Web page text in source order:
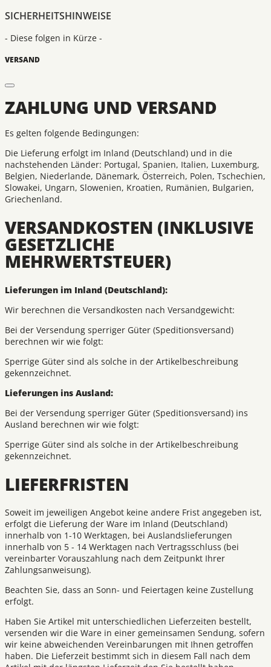
SICHERHEITSHINWEISE
- Diese folgen in Kürze -
VERSAND
ZAHLUNG UND VERSAND
Es gelten folgende Bedingungen:
Die Lieferung erfolgt im Inland (Deutschland) und in die
nachstehenden Länder: Portugal, Spanien, Italien, Luxemburg,
Belgien, Niederlande, Dänemark, Österreich, Polen, Tschechien,
Slowakei, Ungarn, Slowenien, Kroatien, Rumänien, Bulgarien,
Griechenland.
VERSANDKOSTEN (INKLUSIVE
GESETZLICHE
MEHRWERTSTEUER)
Lieferungen im Inland (Deutschland):
Wir berechnen die Versandkosten nach Versandgewicht:
Bei der Versendung sperriger Güter (Speditionsversand)
berechnen wir wie folgt:
Sperrige Güter sind als solche in der Artikelbeschreibung
gekennzeichnet.
Lieferungen ins Ausland:
Bei der Versendung sperriger Güter (Speditionsversand) ins
Ausland berechnen wir wie folgt:
Sperrige Güter sind als solche in der Artikelbeschreibung
gekennzeichnet.
LIEFERFRISTEN
Soweit im jeweiligen Angebot keine andere Frist angegeben ist,
erfolgt die Lieferung der Ware im Inland (Deutschland)
innerhalb von 1-10 Werktagen, bei Auslandslieferungen
innerhalb von 5 - 14 Werktagen nach Vertragsschluss (bei
vereinbarter Vorauszahlung nach dem Zeitpunkt Ihrer
Zahlungsanweisung).
Beachten Sie, dass an Sonn- und Feiertagen keine Zustellung
erfolgt.
Haben Sie Artikel mit unterschiedlichen Lieferzeiten bestellt,
versenden wir die Ware in einer gemeinsamen Sendung, sofern
wir keine abweichenden Vereinbarungen mit Ihnen getroffen
haben. Die Lieferzeit bestimmt sich in diesem Fall nach dem